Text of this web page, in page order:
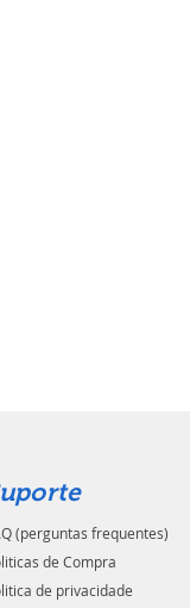
(perguntas frequentes)
de Compra
de privacidade